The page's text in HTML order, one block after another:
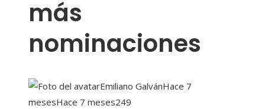
más
nominaciones
Emiliano GalvánHace 7
mesesHace 7 meses249